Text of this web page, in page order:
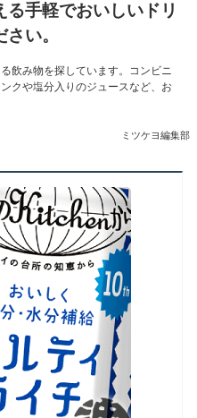
る手軽でおいしいドリ
い。
飲み物を探しています。コンビニ
クや塩分入りのジュースなど、お
ミツケヨ編集部